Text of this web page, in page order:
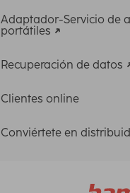
Adaptador-Servicio de
portátiles
Recuperación de datos
Clientes online
Conviértete en